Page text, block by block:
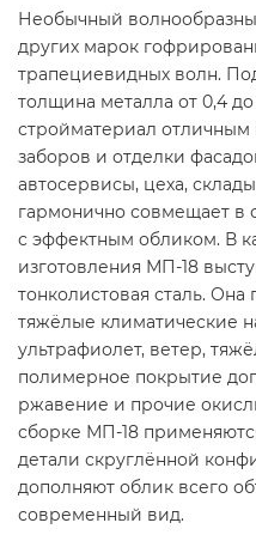
Необычный
других марок
трапециевидных волн.
толщина металла от 0,4
стройматериал отличным
заборов и отделки
автосервисы, цеха,
гармонично совмещает в
с эффектным обликом. В
изготовления МП-18
тонколистовая сталь.
тяжёлые климатические
ультрафиолет, ветер,
полимерное покрытие
ржавение и прочие
сборке МП-18
детали скруглённой
дополняют облик всего
современный вид.